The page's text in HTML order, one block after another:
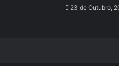
23 de Outubro,